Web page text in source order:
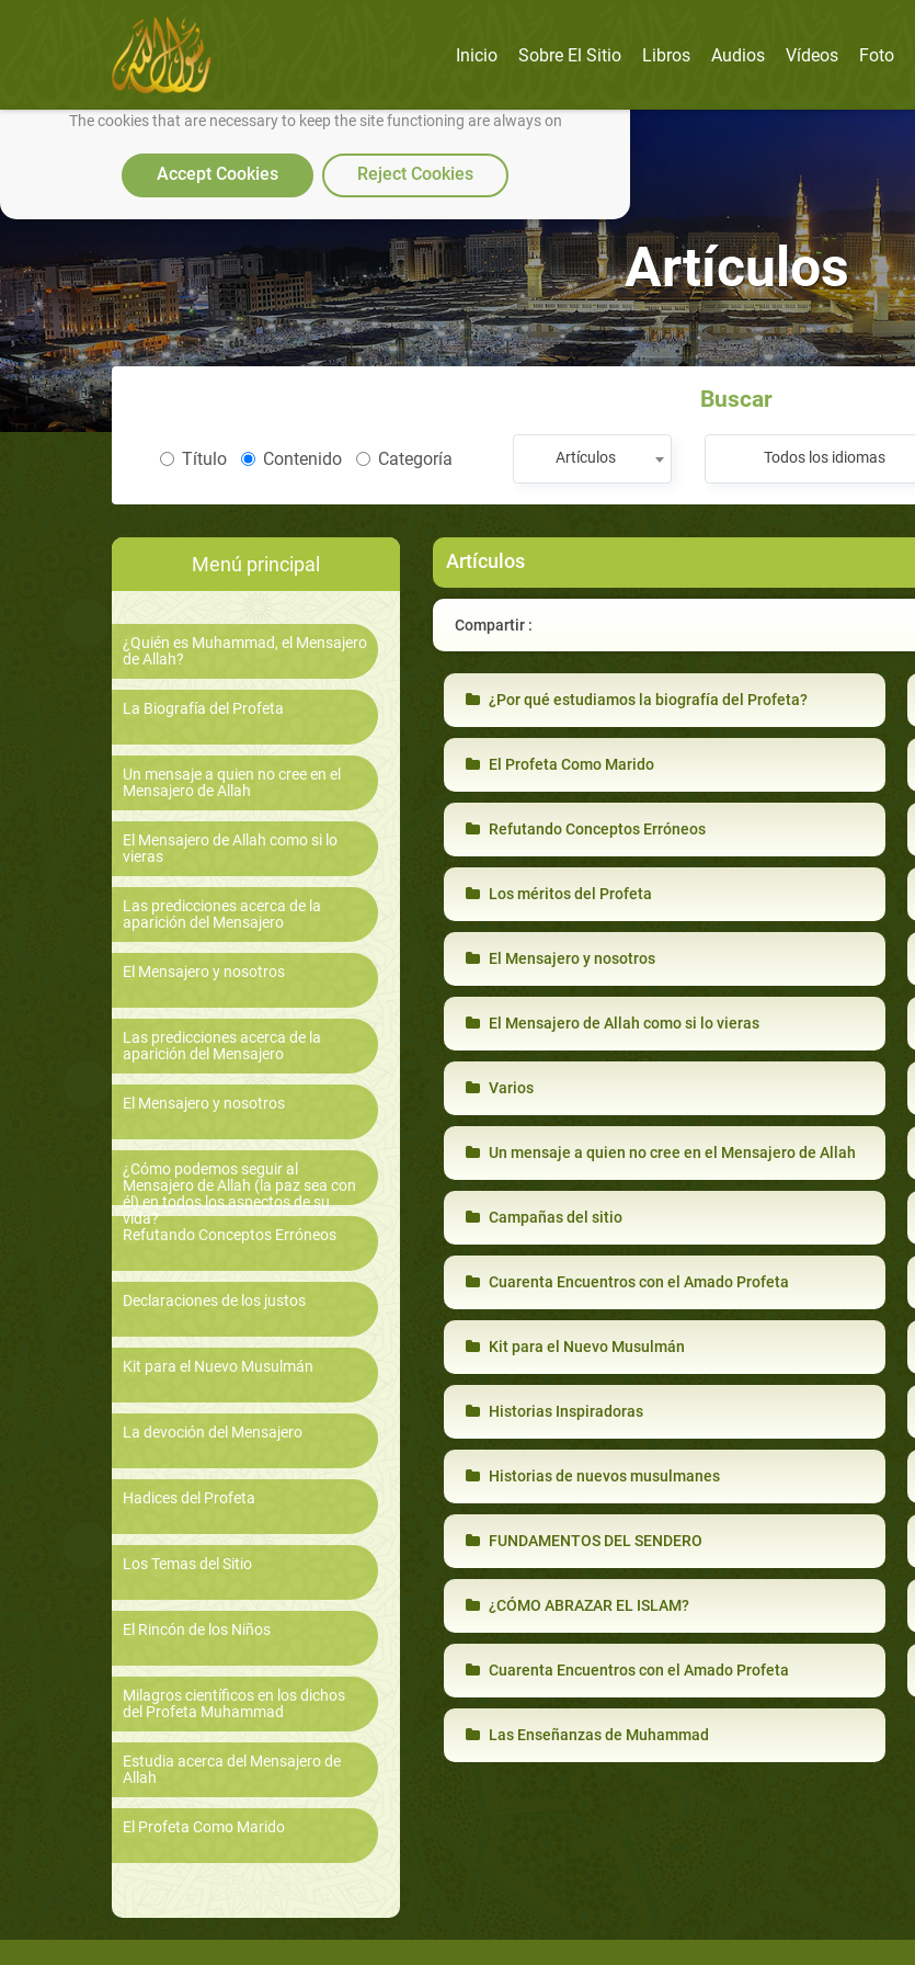
We use cookies to make our site work well for you and so we can continually improve it.
The cookies that are necessary to keep the site functioning are always on
Accept Cookies Reject Cookies
Inicio Sobre El Sitio Libros Audios Vídeos Foto
Artículos
Buscar
Título Contenido Categoría Artículos Todos los idiomas
Menú principal
¿Quién es Muhammad, el Mensajero
de Allah?
La Biografía del Profeta
Un mensaje a quien no cree en el
Mensajero de Allah
El Mensajero de Allah como si lo
vieras
Las predicciones acerca de la
aparición del Mensajero
El Mensajero y nosotros
Las predicciones acerca de la
aparición del Mensajero
El Mensajero y nosotros
¿Cómo podemos seguir al
Mensajero de Allah (la paz sea con
él) en todos los aspectos de su
vida?
Refutando Conceptos Erróneos
Declaraciones de los justos
Kit para el Nuevo Musulmán
La devoción del Mensajero
Hadices del Profeta
Los Temas del Sitio
El Rincón de los Niños
Milagros científicos en los dichos
del Profeta Muhammad
Estudia acerca del Mensajero de
Allah
El Profeta Como Marido
Artículos
Compartir :
¿Por qué estudiamos la biografía del Profeta?
El Profeta Como Marido
Refutando Conceptos Erróneos
Los méritos del Profeta
El Mensajero y nosotros
El Mensajero de Allah como si lo vieras
Varios
Un mensaje a quien no cree en el Mensajero de Allah
Campañas del sitio
Cuarenta Encuentros con el Amado Profeta
Kit para el Nuevo Musulmán
Historias Inspiradoras
Historias de nuevos musulmanes
FUNDAMENTOS DEL SENDERO
¿CÓMO ABRAZAR EL ISLAM?
Cuarenta Encuentros con el Amado Profeta
Las Enseñanzas de Muhammad